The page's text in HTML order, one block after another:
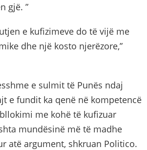
gjë. ”
e kufizimeve do të vijë me
dhe një kosto njerëzore,”
e sulmit të Punës ndaj
e fundit ka qenë në kompetencë
me kohë të kufizuar
mundësinë më të madhe
atë argument, shkruan Politico.